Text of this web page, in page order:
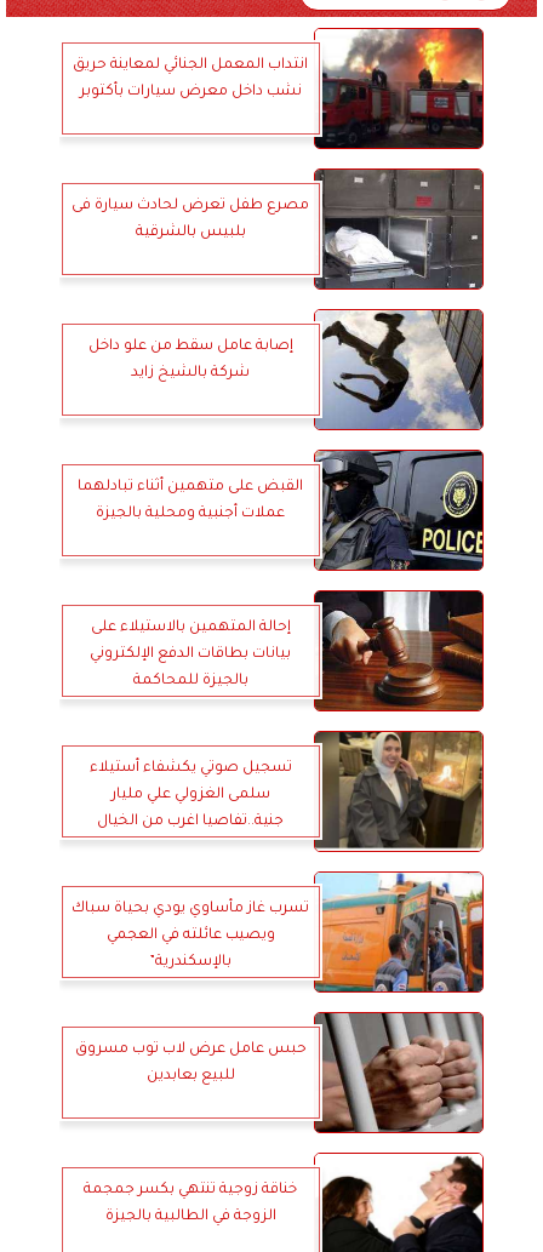
انتداب المعمل الجنائي لمعاينة حريق
نشب داخل معرض سيارات بأكتوبر
مصرع طفل تعرض لحادث سيارة فى
بلبيس بالشرقية
إصابة عامل سقط من علو داخل
شركة بالشيخ زايد
القبض على متهمين أثناء تبادلهما
عملات أجنبية ومحلية بالجيزة
إحالة المتهمين بالاستيلاء على
بيانات بطاقات الدفع الإلكتروني
بالجيزة للمحاكمة
تسجيل صوتي يكشفاء أستيلاء
سلمى الغزولي علي مليار
جنية..تفاصيا اغرب من الخيال
تسرب غاز مأساوي يودي بحياة سباك
ويصيب عائلته في العجمي
بالإسكندرية”
حبس عامل عرض لاب توب مسروق
للبيع بعابدين
خناقة زوجية تنتهي بكسر جمجمة
الزوجة في الطالبية بالجيزة